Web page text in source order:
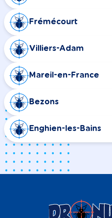
Frémécourt
Villiers-Adam
Mareil-en-France
Bezons
Enghien-les-Bains